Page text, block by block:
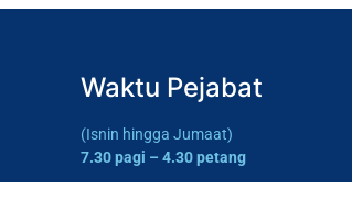
Waktu Pejabat
(Isnin hingga Jumaat)
7.30 pagi – 4.30 petang